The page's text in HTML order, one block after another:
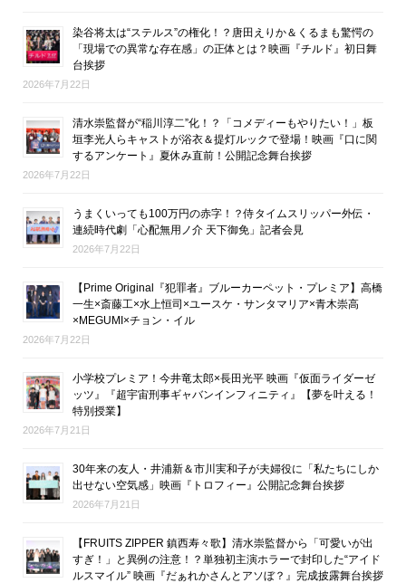
染谷将太は“ステルス”の権化！？唐田えりか＆くるまも驚愕の
「現場での異常な存在感」の正体とは？映画『チルド』初日舞
台挨拶
2026年7月22日
清水崇監督が“稲川淳二”化！？「コメディーもやりたい！」板
垣李光人らキャストが浴衣＆提灯ルックで登場！映画『口に関
するアンケート』夏休み直前！公開記念舞台挨拶
2026年7月22日
うまくいっても100万円の赤字！？侍タイムスリッパー外伝・
連続時代劇「心配無用ノ介 天下御免」記者会見
2026年7月22日
【Prime Original『犯罪者』ブルーカーペット・プレミア】高橋
一生×斎藤工×水上恒司×ユースケ・サンタマリア×青木崇高
×MEGUMI×チョン・イル
2026年7月22日
小学校プレミア！今井竜太郎×長田光平 映画『仮面ライダーゼ
ッツ』『超宇宙刑事ギャバンインフィニティ』【夢を叶える！
特別授業】
2026年7月21日
30年来の友人・井浦新＆市川実和子が夫婦役に「私たちにしか
出せない空気感」映画『トロフィー』公開記念舞台挨拶
2026年7月21日
【FRUITS ZIPPER 鎮西寿々歌】清水崇監督から「可愛いが出
すぎ！」と異例の注意！？単独初主演ホラーで封印した“アイド
ルスマイル” 映画『だぁれかさんとアソぼ？』完成披露舞台挨拶